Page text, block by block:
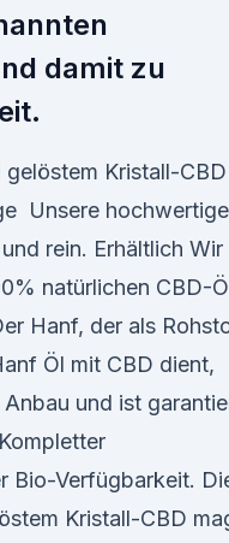
damit zu
Kristall-CBD
Unsere
rein. Erhältlich Wir
natürlichen CBD-
Hanf, der als
Öl mit CBD dient,
und ist
Bio-Verfügbarkeit.
Kristall-CBD